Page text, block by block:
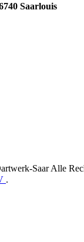
Saarlouis
Saar Alle
.